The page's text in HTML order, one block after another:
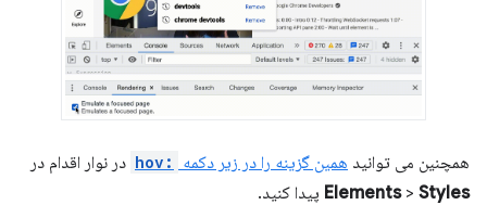
همچنین می توانید همین گزینه را در زیر دکمه :hov
در نوار اقدام در
Elements> Styles پیدا کنید.